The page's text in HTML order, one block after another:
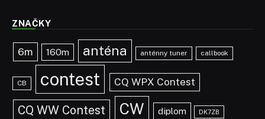
ZNAČKY
6m 160m anténa anténny tuner callbook
CB contest CQ WPX Contest
CQ WW Contest CW diplom DK7ZB